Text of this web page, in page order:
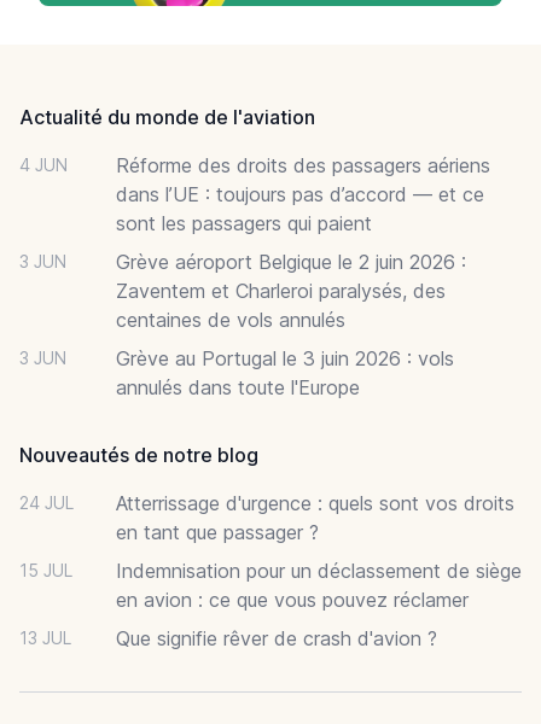
Actualité du monde de l'aviation
4 JUN
Réforme des droits des passagers aériens
dans l’UE : toujours pas d’accord — et ce
sont les passagers qui paient
3 JUN
Grève aéroport Belgique le 2 juin 2026 :
Zaventem et Charleroi paralysés, des
centaines de vols annulés
3 JUN
Grève au Portugal le 3 juin 2026 : vols
annulés dans toute l'Europe
Nouveautés de notre blog
24 JUL
Atterrissage d'urgence : quels sont vos droits
en tant que passager ?
15 JUL
Indemnisation pour un déclassement de siège
en avion : ce que vous pouvez réclamer
13 JUL Que signifie rêver de crash d'avion ?